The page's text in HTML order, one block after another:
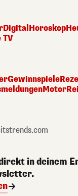
Digital Horoskop
TV
Gewinnspiele
Motor
in deinem